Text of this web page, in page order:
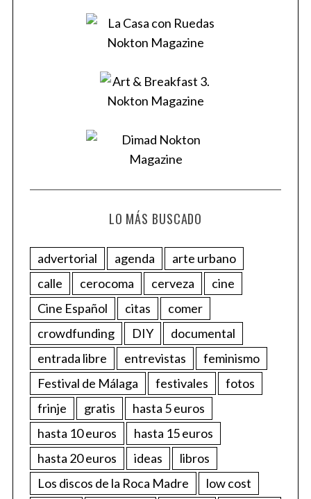
LO MÁS BUSCADO
advertorial agenda
arte urbano
calle
cerocoma cerveza
cine
Cine Español
citas
comer
crowdfunding
DIY
documental
entrada libre
entrevistas
feminismo
Festival de Málaga
festivales
fotos
frinje
gratis
hasta 5 euros
hasta 10 euros
hasta 15 euros
hasta 20 euros
ideas
libros
Los discos de la Roca Madre
low cost